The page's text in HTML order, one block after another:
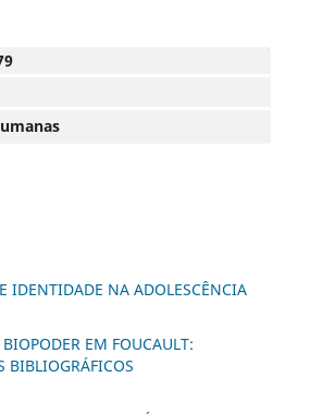
IDENTIDADE NA ADOLESCÊNCIA
EM FOUCAULT:
BIBLIOGRÁFICOS